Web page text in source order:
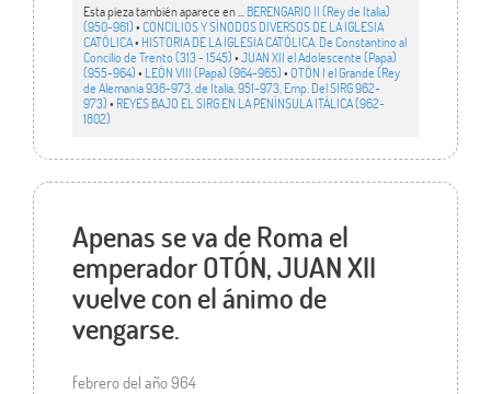
Esta pieza también aparece en ... BERENGARIO II (Rey de Italia)
(950-961)•CONCILIOS Y SÍNODOS DIVERSOS DE LA IGLESIA
CATÓLICA• HISTORIA DE LA IGLESIA CATÓLICA. De Constantino al
Concilio de Trento (313 - 1545)•JUAN XII el Adolescente (Papa)
(955-964)• LEÓN VIII (Papa) (964-965)•OTÓN I el Grande (Rey
de Alemania 936-973, de Italia, 951-973, Emp. Del SIRG 962-
973)• REYES BAJO EL SIRG EN LA PENÍNSULA ITÁLICA (962-
1802)
Apenas se va de Roma el
emperador OTÓN, JUAN XII
vuelve con el ánimo de
vengarse.
febrero del año 964